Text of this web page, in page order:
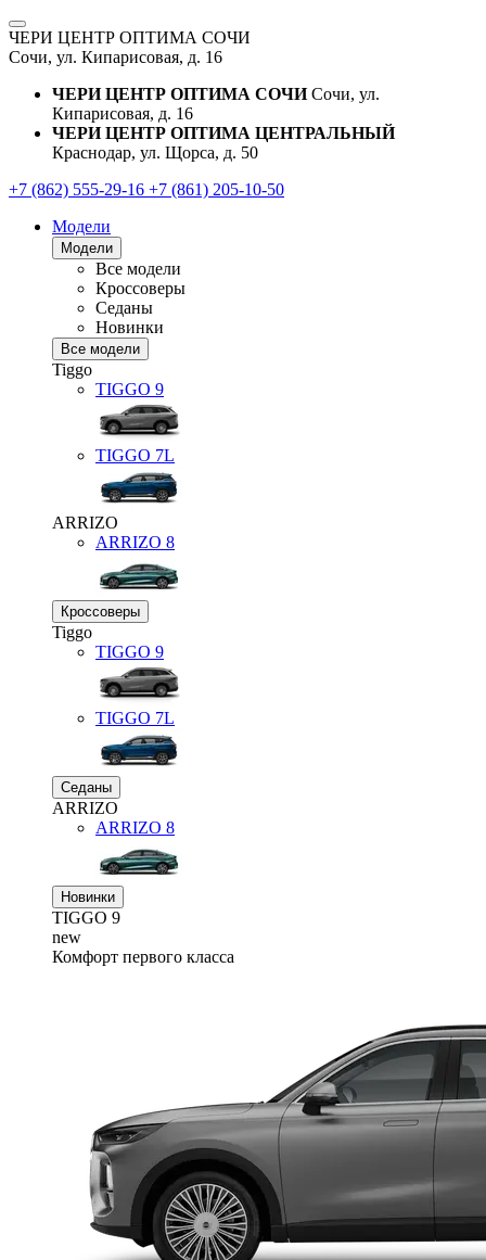
ЧЕРИ ЦЕНТР ОПТИМА СОЧИ
Сочи, ул. Кипарисовая, д. 16
ЧЕРИ ЦЕНТР ОПТИМА СОЧИ Сочи, ул.
Кипарисовая, д. 16
ЧЕРИ ЦЕНТР ОПТИМА ЦЕНТРАЛЬНЫЙ
Краснодар, ул. Щорса, д. 50
+7 (862) 555-29-16 +7 (861) 205-10-50
Модели
Модели
Все модели
Кроссоверы
Седаны
Новинки
Все модели
Tiggo
TIGGO 9
TIGGO 7L
ARRIZO
ARRIZO 8
Кроссоверы
Tiggo
TIGGO 9
TIGGO 7L
Седаны
ARRIZO
ARRIZO 8
Новинки
TIGGO 9
new
Комфорт первого класса